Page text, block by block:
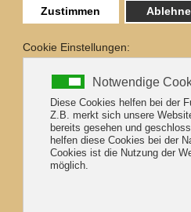
Auf Grundlage der
Paketreisen 2015/2302/EU
Paragraf 1 -
In diesen allgemeinen
wird Folgendes unter
Unternehmer: eine
Rechtsperson, die